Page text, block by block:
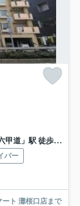
道」駅 徒歩5分
バー
ート 灘桜口店まで